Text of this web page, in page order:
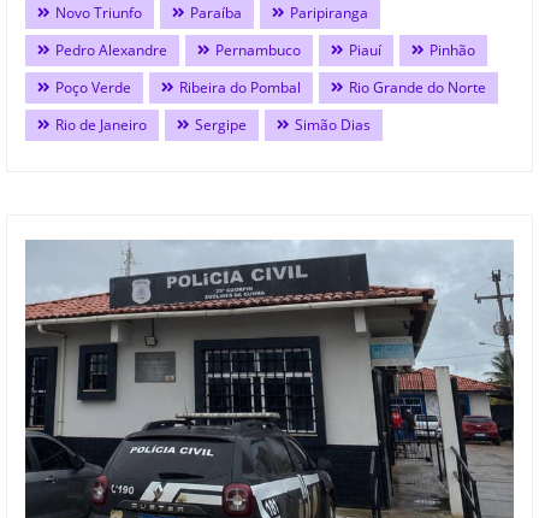
Novo Triunfo
Paraíba
Paripiranga
Pedro Alexandre
Pernambuco Piauí
Pinhão
Poço Verde
Ribeira do Pombal
Rio Grande do Norte
Rio de Janeiro
Sergipe Simão Dias